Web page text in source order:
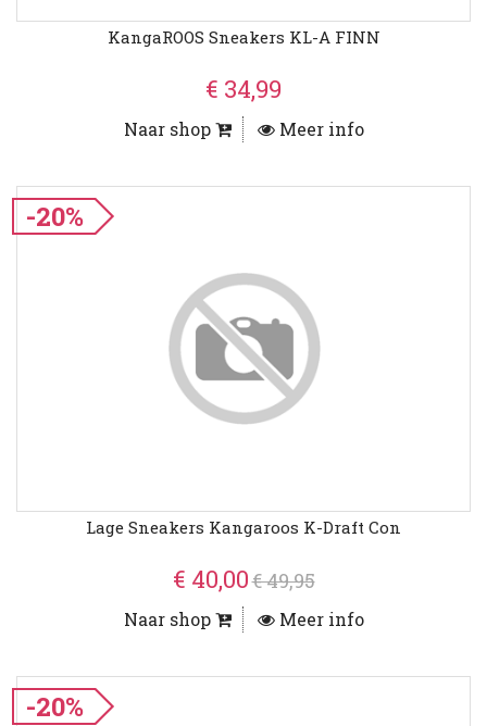
KangaROOS Sneakers KL-A FINN
€ 34,99
Naar shop Meer info
-20%
Lage Sneakers Kangaroos K-Draft Con
€ 40,00€ 49,95
Naar shop Meer info
-20%